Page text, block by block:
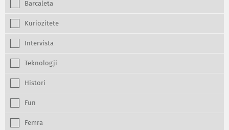
Barcaleta
Kuriozitete
Intervista
Teknologji
Histori
Fun
Femra